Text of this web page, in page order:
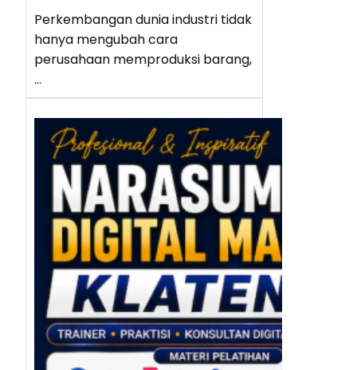
Perkembangan dunia industri tidak
hanya mengubah cara
perusahaan memproduksi barang,
…